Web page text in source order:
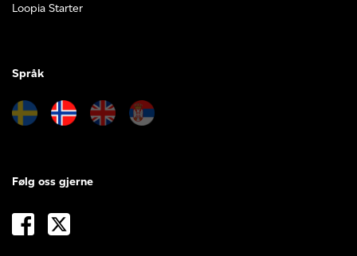
Loopia Starter
Språk
Følg oss gjerne